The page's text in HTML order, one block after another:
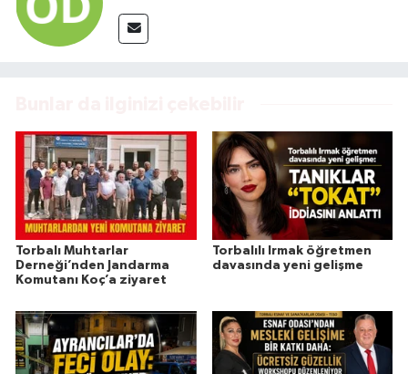
Torbalı Muhtarlar
Derneği’nden Jandarma
Komutanı Koç’a ziyaret
Torbalılı Irmak öğretmen
davasında yeni gelişme